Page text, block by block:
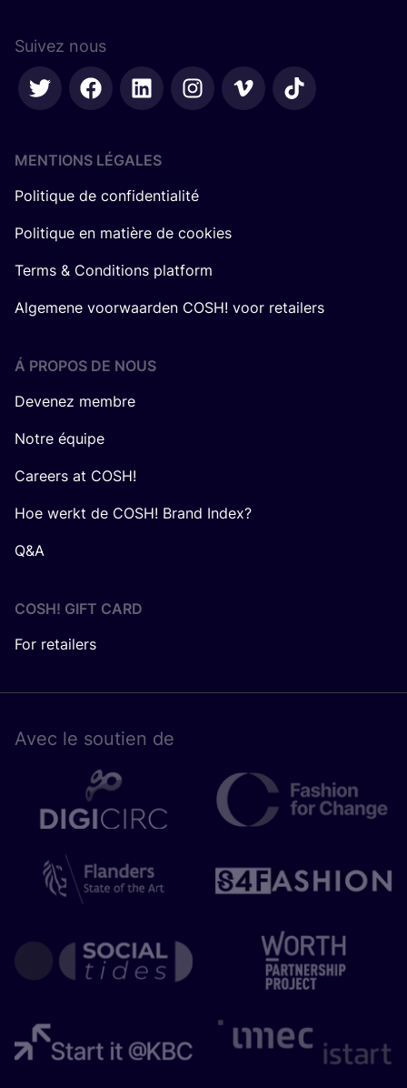
Suivez nous
MENTIONS LÉGALES
Politique de confidentialité
Politique en matière de cookies
Terms & Conditions platform
Algemene voorwaarden COSH! voor retailers
Á PROPOS DE NOUS
Devenez membre
Notre équipe
Careers at COSH!
Hoe werkt de COSH! Brand Index?
Q&A
COSH! GIFT CARD
For retailers
Avec le sou­tien de